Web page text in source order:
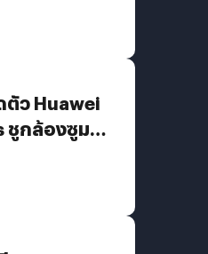
ตัว Huawei
ชูกล้องซูม